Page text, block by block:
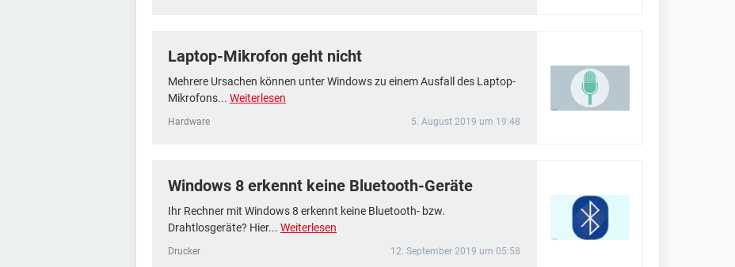
Laptop-Mikrofon geht nicht
Mehrere Ursachen können unter Windows zu einem Ausfall des Laptop-
Mikrofons... Weiterlesen
Hardware 5. August 2019 um 19:48
Windows 8 erkennt keine Bluetooth-Geräte
Ihr Rechner mit Windows 8 erkennt keine Bluetooth- bzw.
Drahtlosgeräte? Hier... Weiterlesen
Drucker 12. September 2019 um 05:58